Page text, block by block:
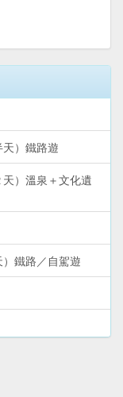
）鐵路遊
）溫泉＋文化遺
鐵路／自駕遊